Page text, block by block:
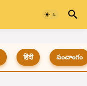
हिंदी పంచాంగం